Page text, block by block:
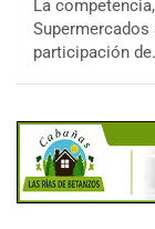
La
participación